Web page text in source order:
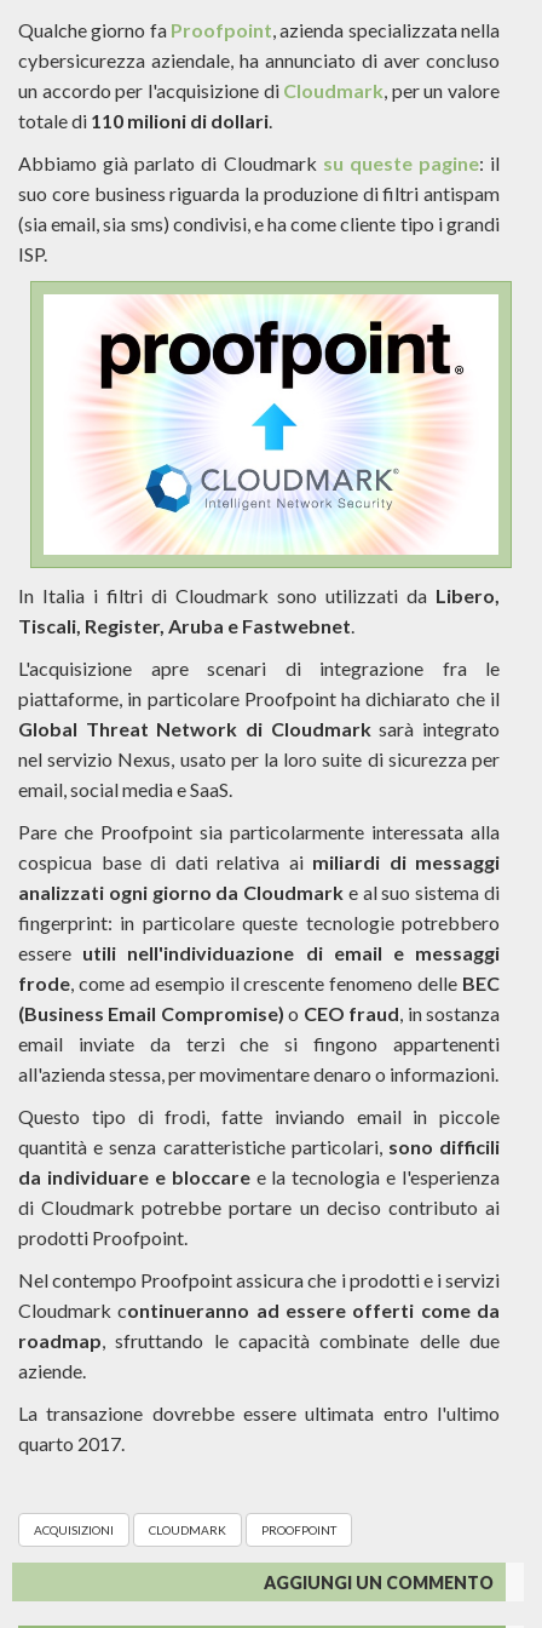
Qualche giorno fa Proofpoint, azienda specializzata nella
cybersicurezza aziendale, ha annunciato di aver concluso
un accordo per l'acquisizione di Cloudmark, per un valore
totale di 110 milioni di dollari.
Abbiamo già parlato di Cloudmark su queste pagine: il
suo core business riguarda la produzione di filtri antispam
(sia email, sia sms) condivisi, e ha come cliente tipo i grandi
ISP.
In Italia i filtri di Cloudmark sono utilizzati da Libero,
Tiscali, Register, Aruba e Fastwebnet.
L'acquisizione apre scenari di integrazione fra le
piattaforme, in particolare Proofpoint ha dichiarato che il
Global Threat Network di Cloudmarksarà integrato
nel servizio Nexus, usato per la loro suite di sicurezza per
email, social media e SaaS.
Pare che Proofpoint sia particolarmente interessata alla
cospicua base di dati relativa ai miliardi di messaggi
analizzati ogni giorno da Cloudmark e al suo sistema di
fingerprint: in particolare queste tecnologie potrebbero
essere utili nell'individuazione di email e messaggi
frode, come ad esempio il crescente fenomeno delle BEC
(Business Email Compromise) o CEO fraud, in sostanza
email inviate da terzi che si fingono appartenenti
all'azienda stessa, per movimentare denaro o informazioni.
Questo tipo di frodi, fatte inviando email in piccole
quantità e senza caratteristiche particolari, sono difficili
da individuare e bloccaree la tecnologia e l'esperienza
di Cloudmark potrebbe portare un deciso contributo ai
prodotti Proofpoint.
Nel contempo Proofpoint assicura che i prodotti e i servizi
Cloudmark continueranno ad essere offerti come da
roadmap, sfruttando le capacità combinate delle due
aziende.
La transazione dovrebbe essere ultimata entro l'ultimo
quarto 2017.
ACQUISIZIONI CLOUDMARK PROOFPOINT
AGGIUNGI UN COMMENTO